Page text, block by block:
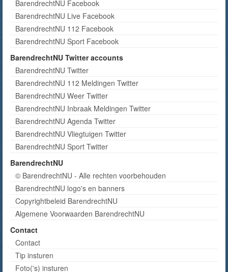
BarendrechtNU Facebook
BarendrechtNU Live Facebook
BarendrechtNU 112 Facebook
BarendrechtNU Sport Facebook
BarendrechtNU Twitter accounts
BarendrechtNU Twitter
BarendrechtNU 112 Meldingen Twitter
BarendrechtNU Weer Twitter
BarendrechtNU Inbraak Meldingen Twitter
BarendrechtNU Agenda Twitter
BarendrechtNU Vliegtuigen Twitter
BarendrechtNU Sport Twitter
BarendrechtNU
© BarendrechtNU - Alle rechten voorbehouden
BarendrechtNU logo's en banners
Copyrightbeleid BarendrechtNU
Algemene Voorwaarden BarendrechtNU
Contact
Contact
Tip insturen
Foto('s) insturen